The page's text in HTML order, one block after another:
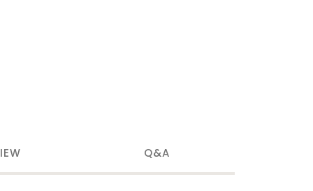
Q&A